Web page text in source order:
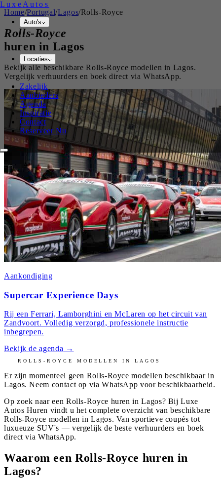
Luxe Autos
Auto's
Locaties
Zakelijk
Aanbieders
Agenda
Inspiratie
Contact
Reserveer Nu
Home/Portugal/Lagos/Rolls-Royce
Rolls-Royce
huren in Lagos
Bekijk alle beschikbareRolls-Royce modellen in Lagos.
Vergelijk verhuurders en boek direct via WhatsApp.
Aankondiging
Supercar Experience Days
Rij een Ferrari, Lamborghini en McLaren op het circuit van
Zandvoort. Volledig verzorgd, professionele instructie
inbegrepen.
Bekijk de agenda →
ROLLS-ROYCE MODELLEN INLAGOS
Er zijn momenteel geen Rolls-Royce modellen beschikbaar in
Lagos. Neem contact op via WhatsApp voor beschikbaarheid.
Op zoek naar een Rolls-Royce huren in Lagos? Bij Luxe
Autos Huren vindt u het complete overzicht van beschikbare
Rolls-Royce modellen in Lagos. Van sportieve coupés tot
luxueuze SUV's — vergelijk de beste verhuurders en boek
direct via WhatsApp.
Waarom een Rolls-Royce huren in
Lagos?